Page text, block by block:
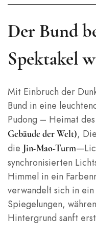
Der Bund
Spektakel
Mit Einbruch der
Bund in eine
Pudong – Heimat des
Gebäude der Welt), Die
die Jin-Mao-Turm
synchronisierten
Himmel in ein
verwandelt sich in
Spiegelungen,
Hintergrund sanft